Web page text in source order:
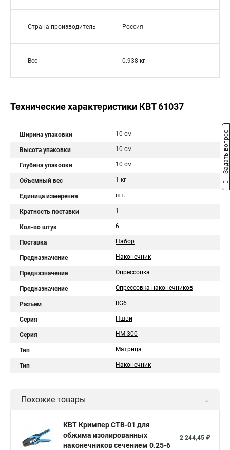
Страна производитель Россия
Вес 0.938 кг
Технические характеристики КВТ 61037
Ширина упаковки 10 см
Высота упаковки 10 см
Глубина упаковки 10 см
Объемный вес 1 кг
Единица измерения шт.
Кратность поставки 1
Кол-во штук 6
Поставка Набор
Предназначение Наконечник
Предназначение Опрессовка
Предназначение Опрессовка наконечников
Разъем RG6
Серия Ншви
Серия НМ-300
Тип Матрица
Тип Наконечник
Похожие товары
КВТ Кримпер CTB-01 для
обжима изолированных
наконечников сечением 0.25-6
2 244,45 ₽
Задать вопрос